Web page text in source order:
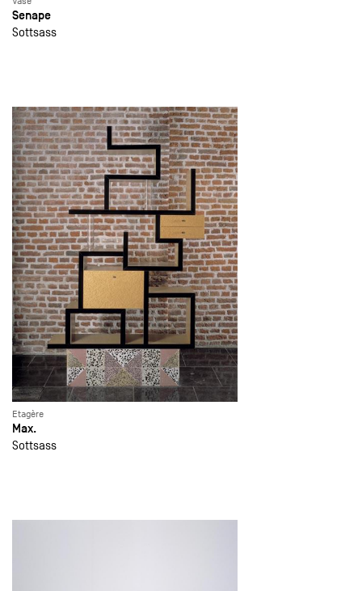
Senape
Sottsass
Etagère
Max.
Sottsass